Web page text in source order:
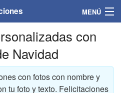
MENÚ
con
Navidad
con fotos con nombre y
tu foto y texto. Felicitaciones